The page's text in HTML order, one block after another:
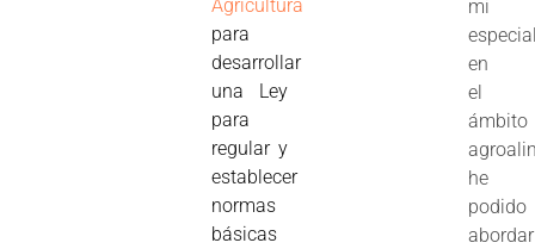
Agricultura
para
desarrollar
una Ley
para
regular y
establecer
normas
básicas
mi
en
el
ámbito
he
podido
abordar